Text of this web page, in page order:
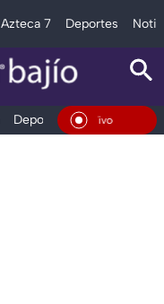
Azteca 7 Deportes
Deportes Espectáculos
En Vivo